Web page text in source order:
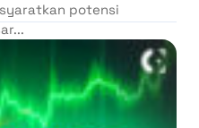
potensi